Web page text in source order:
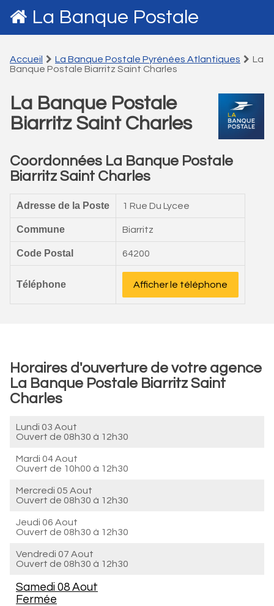
La Banque Postale
Accueil La Banque Postale Pyrénées Atlantiques
La
Banque Postale Biarritz Saint Charles
La Banque Postale
Biarritz Saint Charles
Coordonnées La Banque Postale
Biarritz Saint Charles
Adresse de la Poste 1 Rue Du Lycee
Commune Biarritz
Code Postal 64200
Téléphone Afficher le téléphone
Horaires d'ouverture de votre agence
La Banque Postale Biarritz Saint
Charles
Lundi 03 Aout
Ouvert de 08h30 à 12h30
Mardi 04 Aout
Ouvert de 10h00 à 12h30
Mercredi 05 Aout
Ouvert de 08h30 à 12h30
Jeudi 06 Aout
Ouvert de 08h30 à 12h30
Vendredi 07 Aout
Ouvert de 08h30 à 12h30
Samedi 08 Aout
Fermée